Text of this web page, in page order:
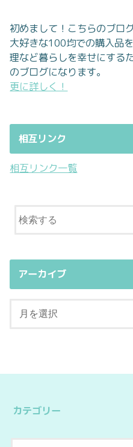
初めまして！こちらのブロ
大好きな100均での購入品
理など暮らしを幸せにする
のブログになります。
更に詳しく！
相互リンク
相互リンク一覧
アーカイブ
カテゴリー